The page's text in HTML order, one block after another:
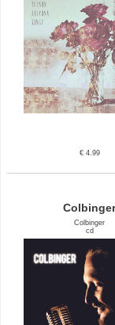
€ 4.99
Colbinger
cd